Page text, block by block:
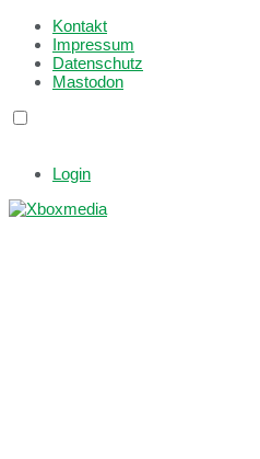
Kontakt
Impressum
Datenschutz
Mastodon
Login